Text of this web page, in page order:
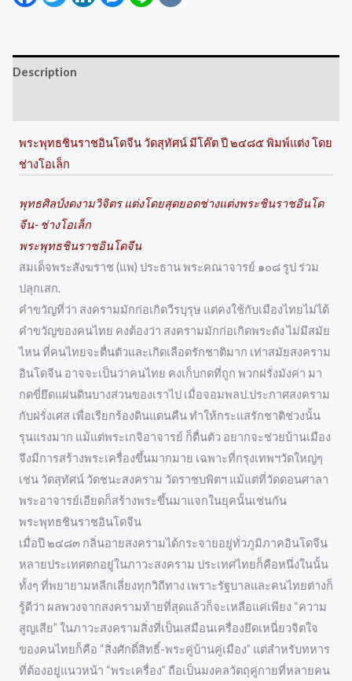
Description
พระพุทธชินราชอินโดจีน วัดสุทัศน์ มีโค๊ต ปี ๒๔๘๕ พิมพ์แต่ง โดย
ช่างโอเล็ก
พุทธศิลป์งดงามวิจิตร แต่งโดยสุดยอดช่างแต่งพระชินราชอินโด
จีน- ช่างโอเล็ก
พระพุทธชินราชอินโดจีน
สมเด็จพระสังฆราช (แพ) ประธาน พระคณาจารย์ ๑๐๘ รูป ร่วม
ปลุกเสก.
คำขวัญที่ว่า สงครามมักก่อเกิดวีรบุรุษ แต่คงใช้กับเมืองไทยไม่ได้
คำขวัญของคนไทย คงต้องว่า สงครามมักก่อเกิดพระดัง ไม่มีสมัย
ไหน ที่คนไทยจะตื่นตัวและเกิดเลือดรักชาติมาก เท่าสมัยสงคราม
อินโดจีน อาจจะเป็นว่าคนไทย คงเก็บกดที่ถูก พวกฝรั่งมังค่า มา
กดขี่ยึดแผ่นดินบางส่วนของเราไป เมื่อจอมพลป.ประกาศสงคราม
กับฝรั่งเศส เพื่อเรียกร้องดินแดนคืน ทำให้กระแสรักชาติช่วงนั้น
รุนแรงมาก แม้แต่พระเกจิอาจารย์ ก็ตื่นตัว อยากจะช่วยบ้านเมือง
จึงมีการสร้างพระเครื่องขึ้นมากมาย เฉพาะที่กรุงเทพฯวัดใหญ่ๆ
เช่น วัดสุทัศน์ วัดชนะสงคราม วัดราชบพิตฯ แม้แต่ที่วัดดอนศาลา
พระอาจารย์เอียดก็สร้างพระขึ้นมาแจกในยุคนั้นเช่นกัน
พระพุทธชินราชอินโดจีน
เมื่อปี ๒๔๘๓ กลิ่นอายสงครามได้กระจายอยู่ทั่วภูมิภาคอินโดจีน
หลายประเทศตกอยู่ในภาวะสงคราม ประเทศไทยก็คือหนึ่งในนั้น
ทั้งๆ ที่พยายามหลีกเลี่ยงทุกวิถีทาง เพราะรัฐบาลและคนไทยต่างก็
รู้ดีว่า ผลพวงจากสงครามท้ายที่สุดแล้วก็จะเหลือแค่เพียง “ความ
สูญเสีย” ในภาวะสงครามสิ่งที่เป็นเสมือนเครื่องยึดเหนี่ยวจิตใจ
ของคนไทยก็คือ “สิ่งศักดิ์สิทธิ์-พระคู่บ้านคู่เมือง” แต่สำหรับทหาร
ที่ต้องอยู่แนวหน้า “พระเครื่อง” ถือเป็นมงคลวัตถุคู่กายที่หลายคน